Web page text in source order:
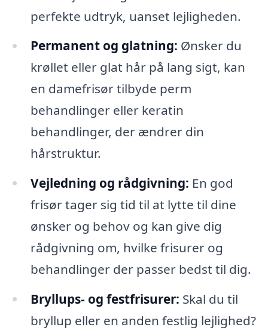
perfekte udtryk, uanset lejligheden.
Permanent og glatning: Ønsker du
krøllet eller glat hår på lang sigt, kan
en damefrisør tilbyde perm
behandlinger eller keratin
behandlinger, der ændrer din
hårstruktur.
Vejledning og rådgivning: En god
frisør tager sig tid til at lytte til dine
ønsker og behov og kan give dig
rådgivning om, hvilke frisurer og
behandlinger der passer bedst til dig.
Bryllups- og festfrisurer: Skal du til
bryllup eller en anden festlig lejlighed?